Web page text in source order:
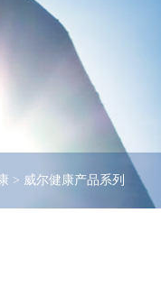
> 威尔健康产品系列